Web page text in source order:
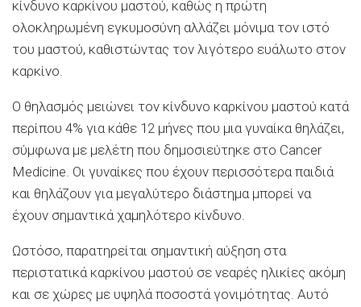
κίνδυνο καρκίνου μαστού, καθώς η πρώτη
ολοκληρωμένη εγκυμοσύνη αλλάζει μόνιμα τον ιστό
του μαστού, καθιστώντας τον λιγότερο ευάλωτο στον
καρκίνο.
Ο θηλασμός μειώνει τον κίνδυνο καρκίνου μαστού κατά
περίπου 4% για κάθε 12 μήνες που μια γυναίκα θηλάζει,
σύμφωνα με μελέτη που δημοσιεύτηκε στο Cancer
Medicine. Οι γυναίκες που έχουν περισσότερα παιδιά
και θηλάζουν για μεγαλύτερο διάστημα μπορεί να
έχουν σημαντικά χαμηλότερο κίνδυνο.
Ωστόσο, παρατηρείται σημαντική αύξηση στα
περιστατικά καρκίνου μαστού σε νεαρές ηλικίες ακόμη
και σε χώρες με υψηλά ποσοστά γονιμότητας. Αυτό